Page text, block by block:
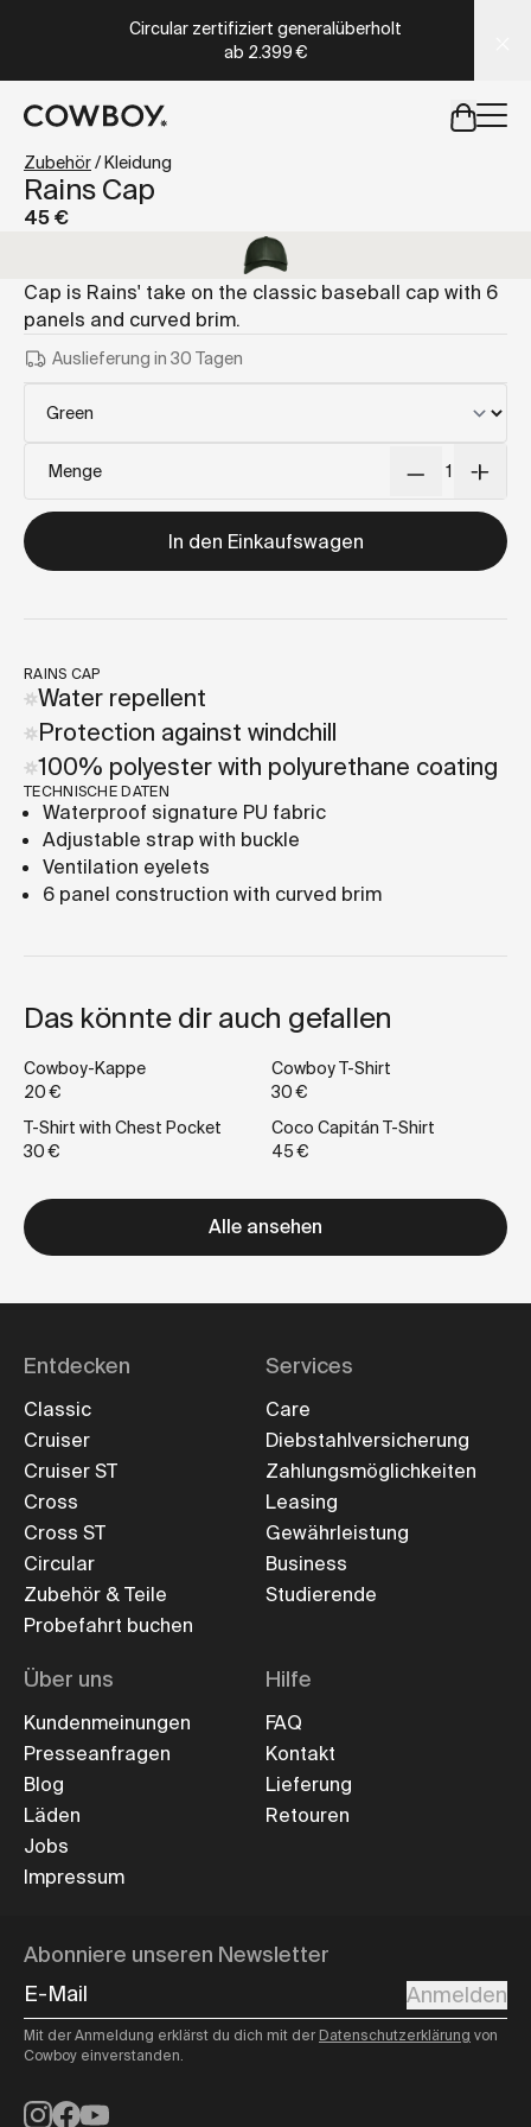
Circular zertifiziert generalüberholt
ab 2.399 €
aber
abereine Probefahrt ist in deiner Nähe verfügbar
Rains Cap
45 €
Cap is Rains' take on the classic baseball cap with 6
panels and curved brim.
Auslieferung in 30 Tagen
Menge
In den Einkaufswagen
Zubehör/Kleidung
RAINS CAP
Water repellent
Protection against windchill
100% polyester with polyurethane coating
TECHNISCHE DATEN
Waterproof signature PU fabric
Adjustable strap with buckle
Ventilation eyelets
6 panel construction with curved brim
Das könnte dir auch gefallen
Cowboy-Kappe
20 €
Cowboy T-Shirt
30 €
T-Shirt with Chest Pocket
30 €
Coco Capitán T-Shirt
45 €
Alle ansehen
Entdecken
Classic
Cruiser
Cruiser ST
Cross
Cross ST
Circular
Zubehör & Teile
Probefahrt buchen
Services
Care
Diebstahlversicherung
Zahlungsmöglichkeiten
Leasing
Gewährleistung
Business
Studierende
Über uns
Kundenmeinungen
Presseanfragen
Blog
Läden
Jobs
Impressum
Hilfe
FAQ
Kontakt
Lieferung
Retouren
Abonniere unseren Newsletter
E-Mail
Anmelden
Mit der Anmeldung erklärst du dich mit der Datenschutzerklärung von
Cowboy einverstanden.
Instagram
Facebook
YouTube